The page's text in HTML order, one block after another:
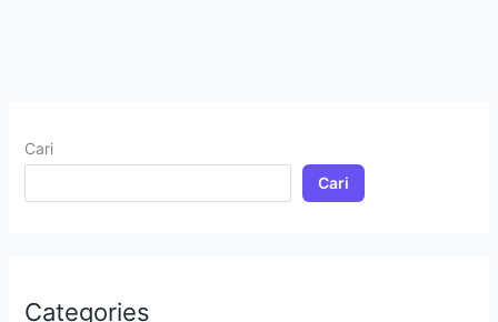
Cari
Cari
Categories